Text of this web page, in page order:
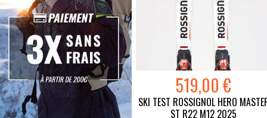
519,00 €
SKI TEST ROSSIGNOL HERO
ST R22 M12 2025